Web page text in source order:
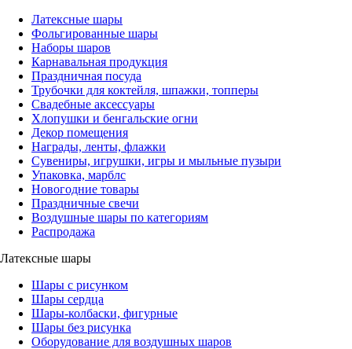
Латексные шары
Фольгированные шары
Наборы шаров
Карнавальная продукция
Праздничная посуда
Трубочки для коктейля, шпажки, топперы
Свадебные аксессуары
Хлопушки и бенгальские огни
Декор помещения
Награды, ленты, флажки
Сувениры, игрушки, игры и мыльные пузыри
Упаковка, марблс
Новогодние товары
Праздничные свечи
Воздушные шары по категориям
Распродажа
Латексные шары
Шары с рисунком
Шары сердца
Шары-колбаски, фигурные
Шары без рисунка
Оборудование для воздушных шаров